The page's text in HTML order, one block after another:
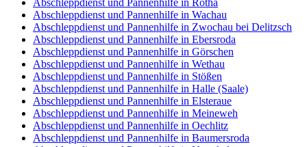
Abschleppdienst und Pannenhilfe in Rötha
Abschleppdienst und Pannenhilfe in Wachau
Abschleppdienst und Pannenhilfe in Zwochau bei Delitzsch
Abschleppdienst und Pannenhilfe in Ebersroda
Abschleppdienst und Pannenhilfe in Görschen
Abschleppdienst und Pannenhilfe in Wethau
Abschleppdienst und Pannenhilfe in Stößen
Abschleppdienst und Pannenhilfe in Halle (Saale)
Abschleppdienst und Pannenhilfe in Elsteraue
Abschleppdienst und Pannenhilfe in Meineweh
Abschleppdienst und Pannenhilfe in Oechlitz
Abschleppdienst und Pannenhilfe in Baumersroda